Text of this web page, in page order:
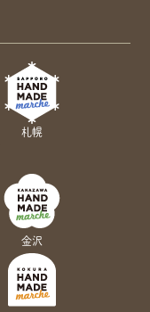
札幌
金沢